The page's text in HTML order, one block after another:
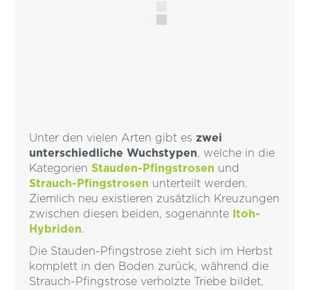
Unter den vielen Arten gibt eszwei
unterschiedliche Wuchstypen, welche in die
KategorienStauden-Pfingstrosen und
Strauch-Pfingstrosen unterteilt werden.
Ziemlich neu existieren zusätzlich Kreuzungen
zwischen diesen beiden, sogenannte
Itoh-
Hybriden.
Die Stauden-Pfingstrose zieht sich im Herbst
komplett in den Boden zurück, während die
Strauch-Pfingstrose verholzte Triebe bildet,